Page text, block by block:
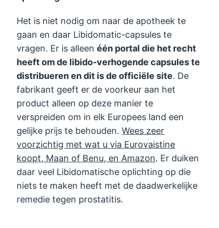
Het is niet nodig om naar de apotheek te
gaan en daar Libidomatic-capsules te
vragen. Er is alleenéén portal die het recht
heeft om de libido-verhogende capsules te
distribueren en dit is de officiële site. De
fabrikant geeft er de voorkeur aan het
product alleen op deze manier te
verspreiden om in elk Europees land een
gelijke prijs te behouden.Wees zeer
voorzichtig met wat u via Eurovaistine
koopt, Maan of Benu, en Amazon. Er duiken
daar veel Libidomatische oplichting op die
niets te maken heeft met de daadwerkelijke
remedie tegen prostatitis.